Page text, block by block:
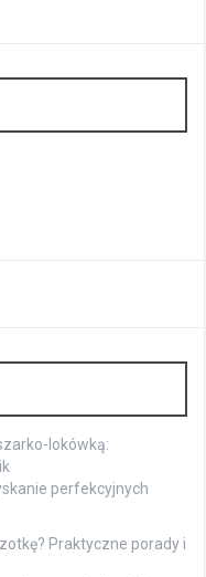
lokówką:
perfekcyjnych
Praktyczne porady i